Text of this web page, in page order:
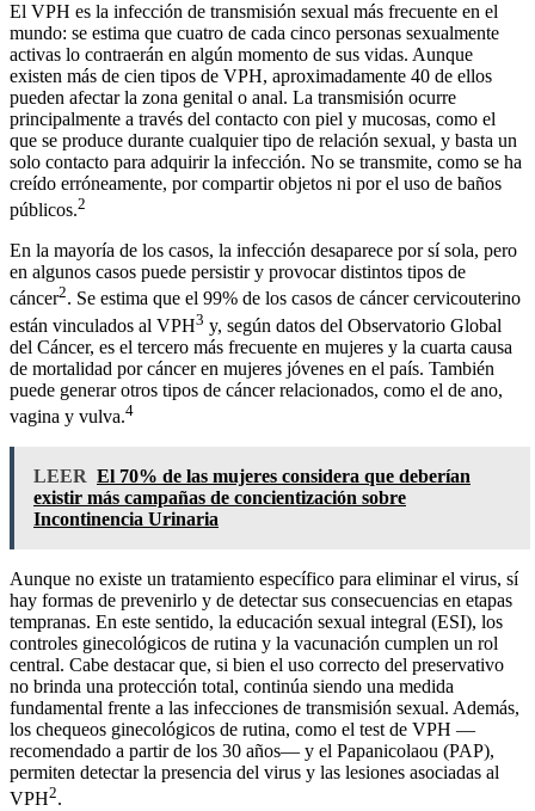
El VPH es la infección de transmisión sexual más frecuente en el
mundo: se estima que cuatro de cada cinco personas sexualmente
activas lo contraerán en algún momento de sus vidas. Aunque
existen más de cien tipos de VPH, aproximadamente 40 de ellos
pueden afectar la zona genital o anal. La transmisión ocurre
principalmente a través del contacto con piel y mucosas, como el
que se produce durante cualquier tipo de relación sexual, y basta un
solo contacto para adquirir la infección. No se transmite, como se ha
creído erróneamente, por compartir objetos ni por el uso de baños
públicos.2
En la mayoría de los casos, la infección desaparece por sí sola, pero
en algunos casos puede persistir y provocar distintos tipos de
cáncer2. Se estima que el 99% de los casos de cáncer cervicouterino
están vinculados al VPH3 y, según datos del Observatorio Global
del Cáncer, es el tercero más frecuente en mujeres y la cuarta causa
de mortalidad por cáncer en mujeres jóvenes en el país. También
puede generar otros tipos de cáncer relacionados, como el de ano,
vagina y vulva.4
LEER El 70% de las mujeres considera que deberían
existir más campañas de concientización sobre
Incontinencia Urinaria
Aunque no existe un tratamiento específico para eliminar el virus, sí
hay formas de prevenirlo y de detectar sus consecuencias en etapas
tempranas. En este sentido, la educación sexual integral (ESI), los
controles ginecológicos de rutina y la vacunación cumplen un rol
central. Cabe destacar que, si bien el uso correcto del preservativo
no brinda una protección total, continúa siendo una medida
fundamental frente a las infecciones de transmisión sexual. Además,
los chequeos ginecológicos de rutina, como el test de VPH —
recomendado a partir de los 30 años— y el Papanicolaou (PAP),
permiten detectar la presencia del virus y las lesiones asociadas al
VPH2.